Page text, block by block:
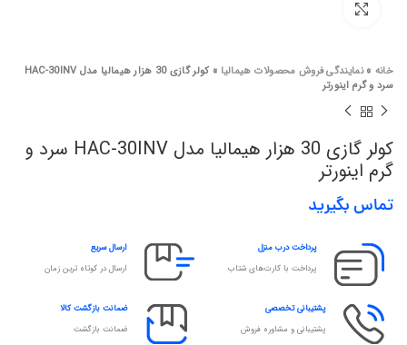
خانه »نمایندگی فروش محصولات هیمالیا »
کولر گازی 30 هزار هیمالیا مدل HAC-30INV
سرد و گرم اینورتر
کولر گازی 30 هزار هیمالیا مدل HAC-30INV سرد و
گرم اینورتر
تماس بگیرید
پرداخت درب منزل
پرداخت با کارت‌های شتاب
ارسال سریع
ارسال در کوتاه ترین زمان
پشتیبانی تخصصی
پشتیبانی و مشاوره فروش
ضمانت بازگشت کالا
ضمانت بازگشت